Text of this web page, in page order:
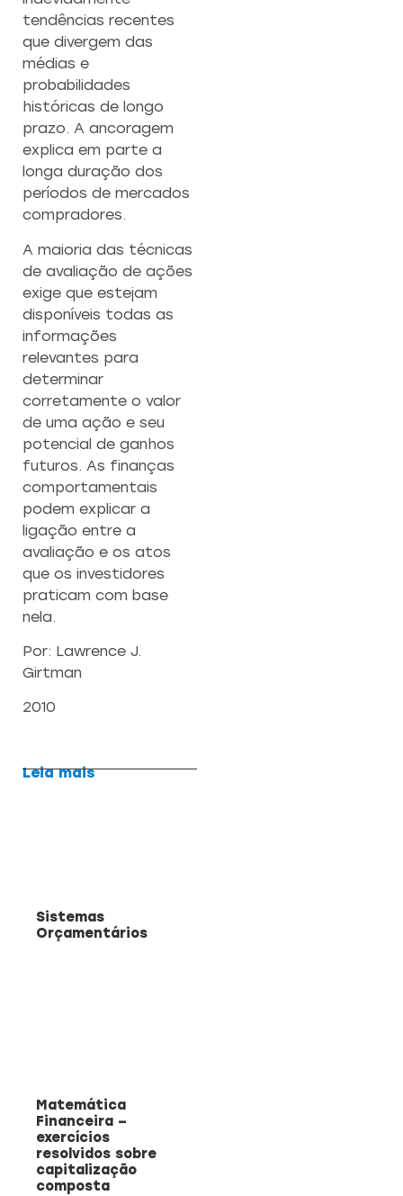
tendências recentes
que divergem das
médias e
probabilidades
históricas de longo
prazo. A ancoragem
explica em parte a
longa duração dos
períodos de mercados
compradores.
A maioria das técnicas
de avaliação de ações
exige que estejam
disponíveis todas as
informações
relevantes para
determinar
corretamente o valor
de uma ação e seu
potencial de ganhos
futuros. As finanças
comportamentais
podem explicar a
ligação entre a
avaliação e os atos
que os investidores
praticam com base
nela.
Por: Lawrence J.
Girtman
2010
Leia mais
Sistemas
Orçamentários
Matemática
Financeira –
exercícios
resolvidos sobre
capitalização
composta